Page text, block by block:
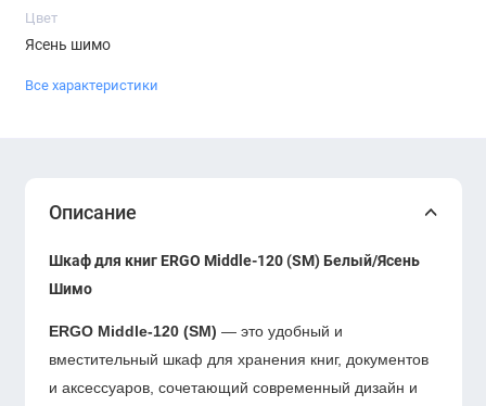
Цвет
Ясень шимо
Все характеристики
Описание
Шкаф для книг ERGO Middle-120 (SM) Белый/Ясень
Шимо
ERGO Middle-120 (SM) — это удобный и
вместительный шкаф для хранения книг, документов
и аксессуаров, сочетающий современный дизайн и